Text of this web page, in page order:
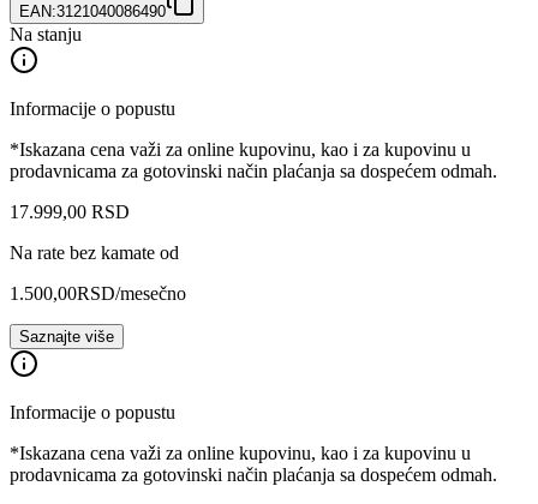
EAN:3121040086490
Na stanju
Informacije o popustu
*Iskazana cena važi za online kupovinu, kao i za kupovinu u
prodavnicama za gotovinski način plaćanja sa dospećem odmah.
17.999,00 RSD
Na rate bez kamate od
1.500,00RSD/mesečno
Saznajte više
Informacije o popustu
*Iskazana cena važi za online kupovinu, kao i za kupovinu u
prodavnicama za gotovinski način plaćanja sa dospećem odmah.